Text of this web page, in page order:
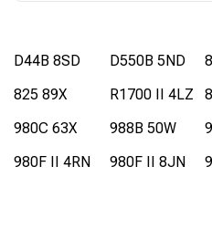
D44B 8SD D550B 5ND
825 89X
R1700 II 4LZ
980C 63X
988B 50W
980F II 4RN
980F II 8JN